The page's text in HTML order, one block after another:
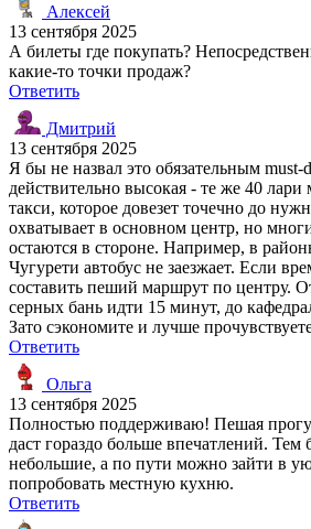
Алексей
13 сентября 2025
А билеты где покупать?
какие-то точки продаж?
Ответить
Дмитрий
13 сентября 2025
Я бы не назвал это обязательным
действительно высокая - те же 40
такси, которое довезет точечно до
охватывает в основном центр, но
остаются в стороне. Например, в
Чугурети автобус не заезжает. Если
составить пеший маршрут по центру.
серных бань идти 15 минут, до
Зато сэкономите и лучше
Ответить
Ольга
13 сентября 2025
Полностью поддерживаю! Пешая
даст гораздо больше впечатлений. Тем
небольшие, а по пути можно зайти в
попробовать местную кухню.
Ответить